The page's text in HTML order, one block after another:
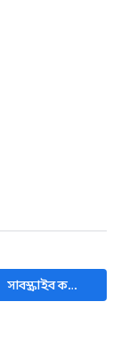
সাবস্ক্রাইব করুন